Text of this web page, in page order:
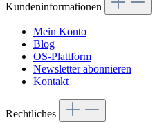
Kundeninformationen
Mein Konto
Blog
OS-Plattform
Newsletter abonnieren
Kontakt
Rechtliches